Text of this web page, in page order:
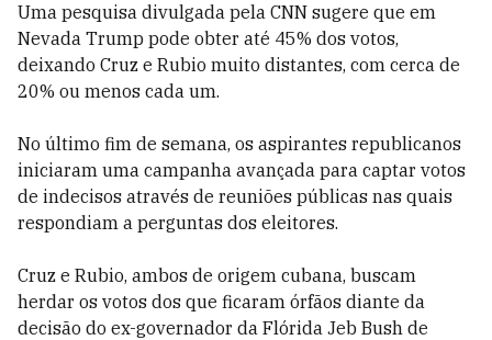
Uma pesquisa divulgada pela CNN sugere que em
Nevada Trump pode obter até 45% dos votos,
deixando Cruz e Rubio muito distantes, com cerca de
20% ou menos cada um.
No último fim de semana, os aspirantes republicanos
iniciaram uma campanha avançada para captar votos
de indecisos através de reuniões públicas nas quais
respondiam a perguntas dos eleitores.
Cruz e Rubio, ambos de origem cubana, buscam
herdar os votos dos que ficaram órfãos diante da
decisão do ex-governador da Flórida Jeb Bush de